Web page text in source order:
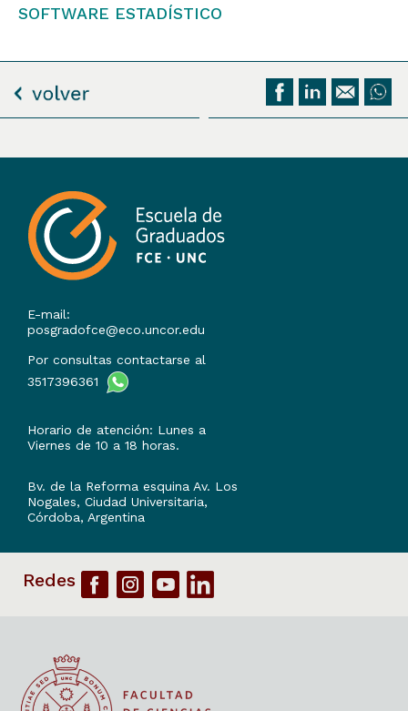
SOFTWARE ESTADÍSTICO
E-mail:
posgradofce@eco.uncor.edu
Por consultas contactarse al
3517396361
Horario de atención: Lunes a
Viernes de 10 a 18 horas.
Bv. de la Reforma esquina Av. Los
Nogales, Ciudad Universitaria,
Córdoba, Argentina